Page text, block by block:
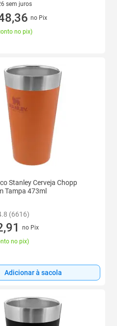
sem juros
sem jurosno Pix
no pix)
Stanley Cerveja Chopp
Tampa 473ml
(6616)
no Pix
no pix)
Adicionar à sacola